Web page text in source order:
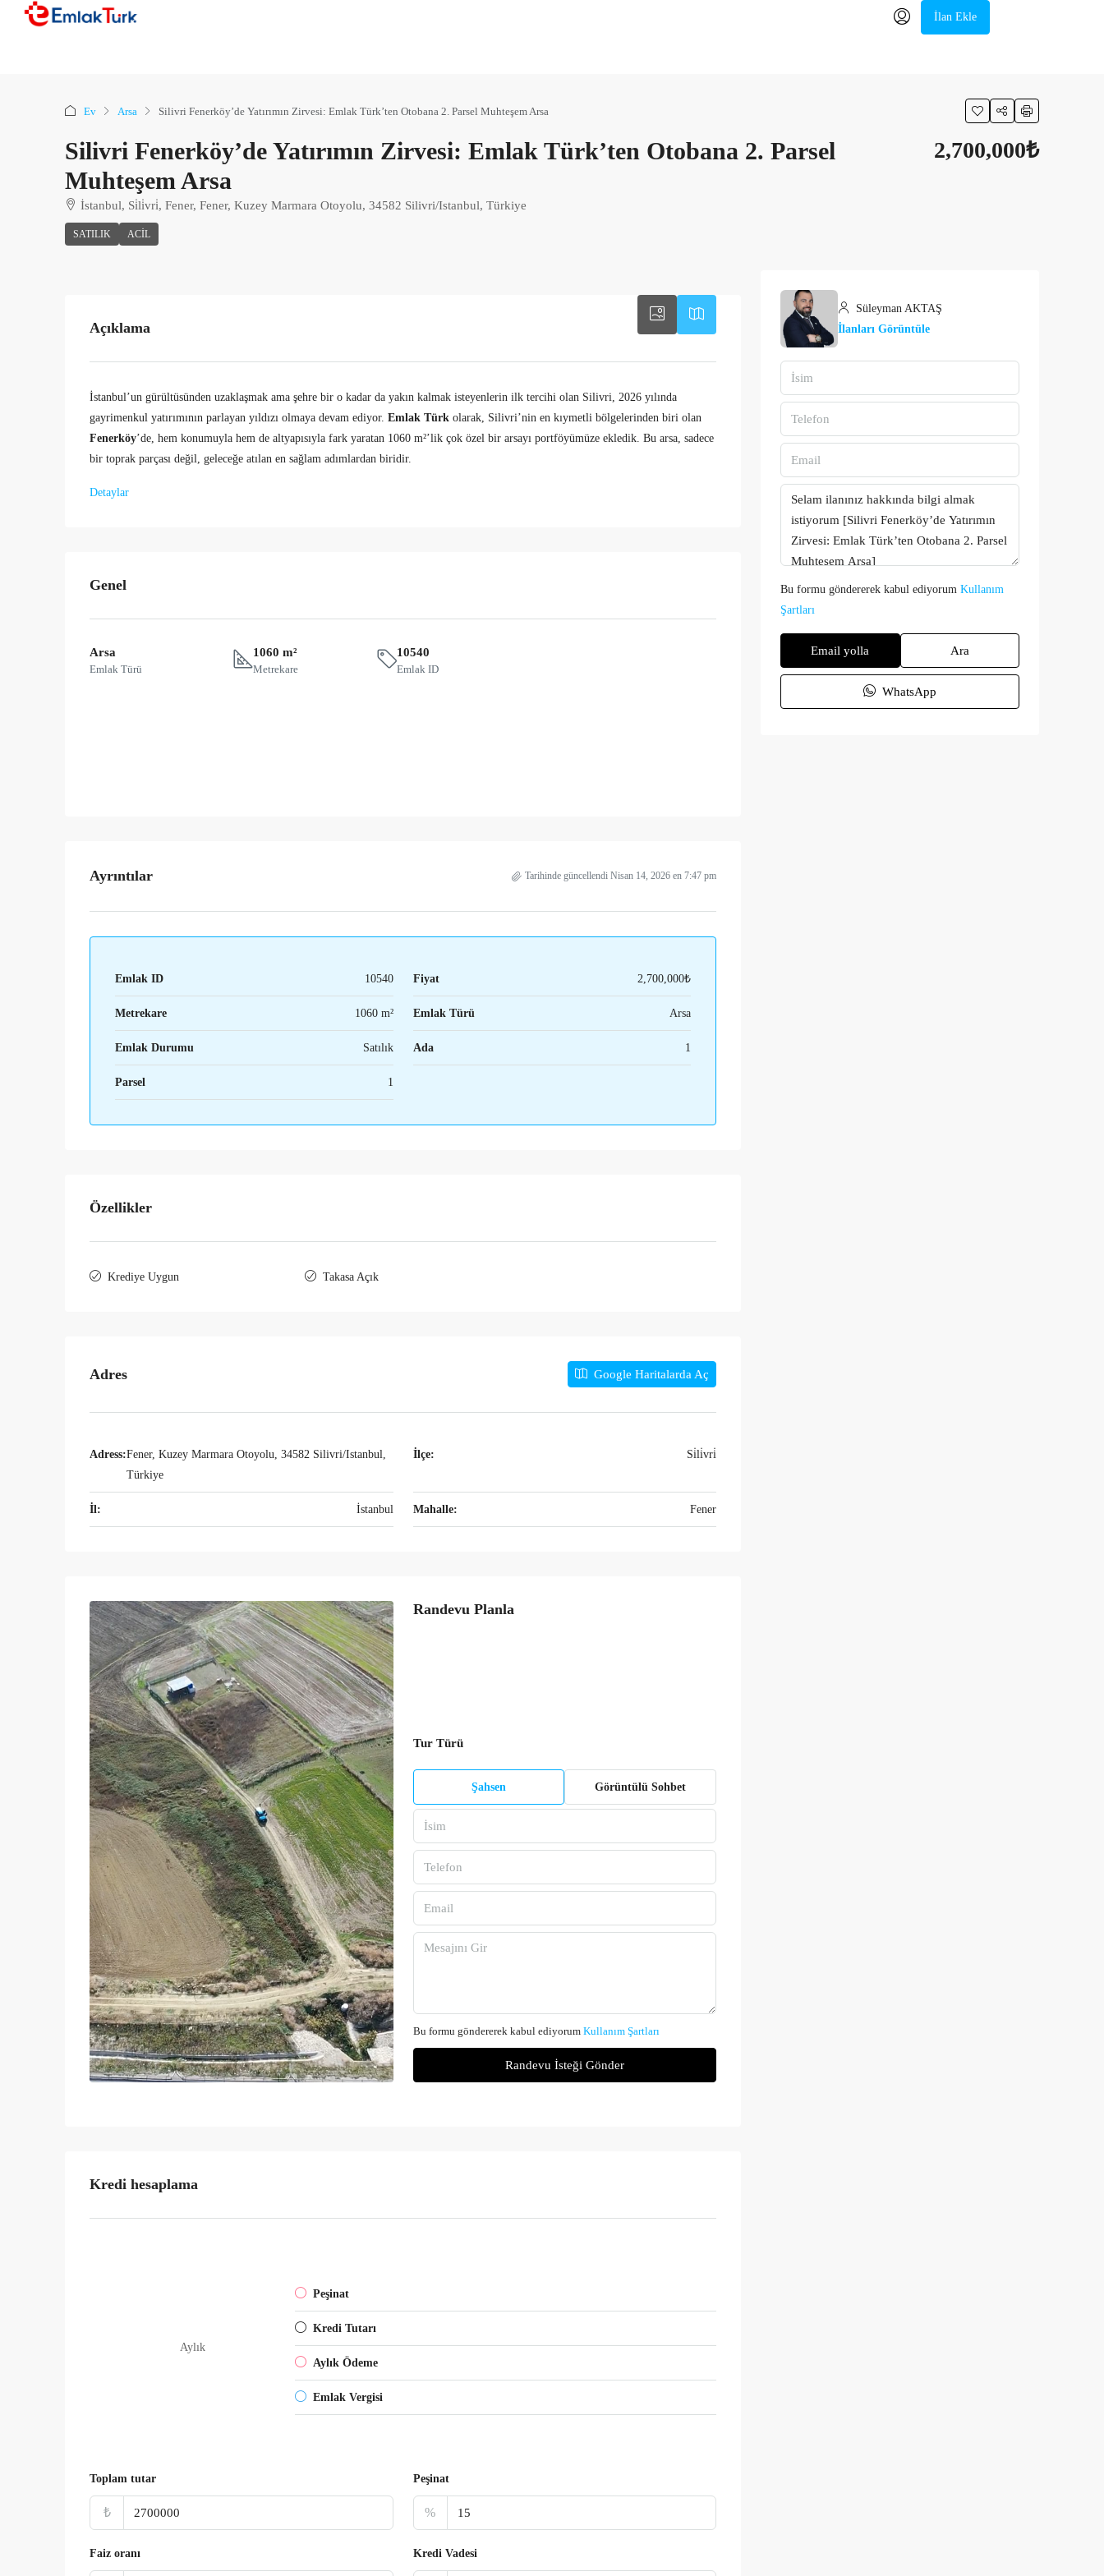
İlan Ekle
Ev Arsa Silivri Fenerköy’de Yatırımın Zirvesi: Emlak Türk’ten Otobana 2. Parsel Muhteşem Arsa
Silivri Fenerköy’de Yatırımın Zirvesi: Emlak Türk’ten Otobana 2. Parsel
Muhteşem Arsa
İstanbul, Si̇li̇vri̇, Fener, Fener, Kuzey Marmara Otoyolu, 34582 Silivri/Istanbul, Türkiye
SATILIK ACIL
2,700,000₺
Açıklama
İstanbul’un gürültüsünden uzaklaşmak ama şehre bir o kadar da yakın kalmak isteyenlerin ilk tercihi olan Silivri, 2026 yılında
gayrimenkul yatırımının parlayan yıldızı olmaya devam ediyor. Emlak Türk olarak, Silivri’nin en kıymetli bölgelerinden biri olan
Fenerköy’de, hem konumuyla hem de altyapısıyla fark yaratan 1060 m²’lik çok özel bir arsayı portföyümüze ekledik. Bu arsa, sadece
bir toprak parçası değil, geleceğe atılan en sağlam adımlardan biridir.
Detaylar
Genel
Arsa
Emlak Türü
1060 m²
Metrekare
10540
Emlak ID
Ayrıntılar Tarihinde güncellendi Nisan 14, 2026 en 7:47 pm
Emlak ID 10540 Fiyat 2,700,000₺
Metrekare 1060 m² Emlak Türü Arsa
Emlak Durumu Satılık Ada 1
Parsel 1
Özellikler
Krediye Uygun Takasa Açık
Adres Google Haritalarda Aç
Adress:Fener, Kuzey Marmara Otoyolu, 34582 Silivri/Istanbul,
Türkiye
İlçe: Si̇li̇vri̇
İl: İstanbul Mahalle: Fener
Randevu Planla
Tur Türü
Şahsen Görüntülü Sohbet
Bu formu göndererek kabul ediyorum Kullanım Şartları
Randevu İsteği Gönder
Kredi hesaplama
Aylık
Peşinat
Kredi Tutarı
Aylık Ödeme
Emlak Vergisi
Toplam tutar
₺
Peşinat
%
Faiz oranı Kredi Vadesi
Süleyman AKTAŞ
İlanları Görüntüle
Bu formu göndererek kabul ediyorum Kullanım
Şartları
Email yolla Ara
WhatsApp